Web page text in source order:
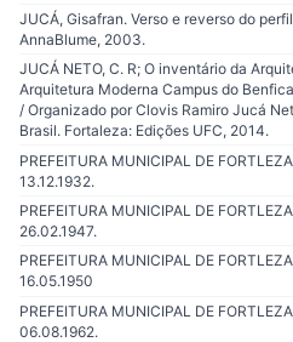
JUCÁ, Gisafran. Verso e reverso do
AnnaBlume, 2003.
JUCÁ NETO, C. R; O inventário da
Arquitetura Moderna Campus do
/ Organizado por Clovis Ramiro Jucá
Brasil. Fortaleza: Edições UFC, 2014.
PREFEITURA MUNICIPAL DE
13.12.1932.
PREFEITURA MUNICIPAL DE
26.02.1947.
PREFEITURA MUNICIPAL DE
16.05.1950
PREFEITURA MUNICIPAL DE
06.08.1962.